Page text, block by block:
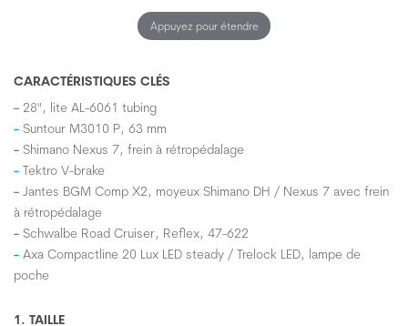
Appuyez pour étendre
CARACTÉRISTIQUES CLÉS
28", lite AL-6061 tubing
Suntour M3010 P, 63 mm
Shimano Nexus 7, frein à rétropédalage
Tektro V-brake
Jantes BGM Comp X2, moyeux Shimano DH / Nexus 7 avec frein
à rétropédalage
Schwalbe Road Cruiser, Reflex, 47-622
Axa Compactline 20 Lux LED steady / Trelock LED, lampe de
poche
1. TAILLE